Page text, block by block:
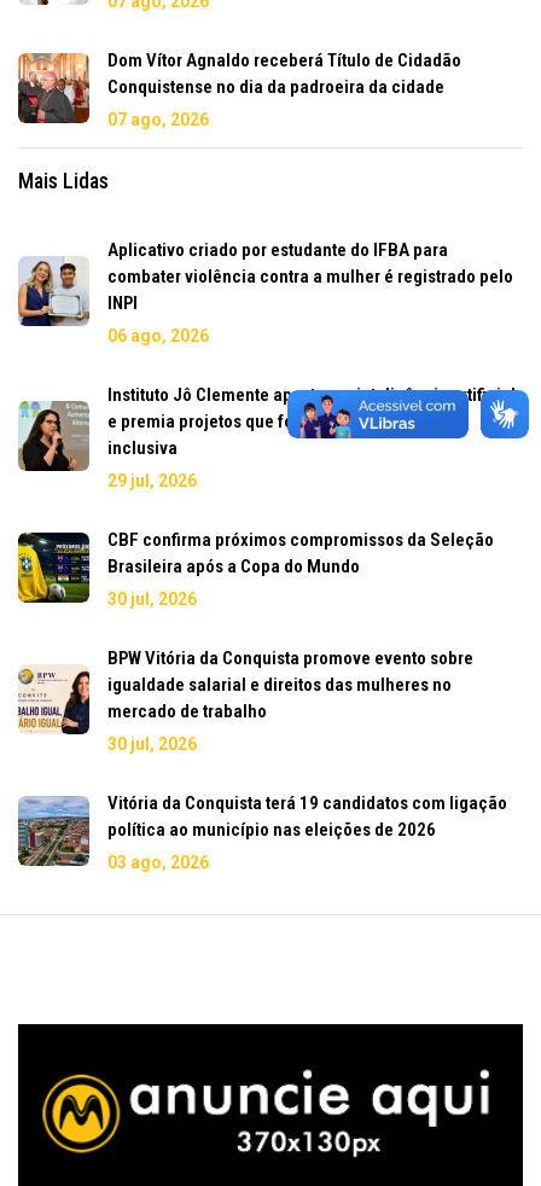
Dom Vítor Agnaldo receberá Título de Cidadão
Conquistense no dia da padroeira da cidade
07 ago, 2026
Mais Lidas
Aplicativo criado por estudante do IFBA para
combater violência contra a mulher é registrado pelo
INPI
06 ago, 2026
Instituto Jô Clemente aposta em inteligência artificial
e premia projetos que fortalecem a educação
inclusiva
29 jul, 2026
CBF confirma próximos compromissos da Seleção
Brasileira após a Copa do Mundo
30 jul, 2026
BPW Vitória da Conquista promove evento sobre
igualdade salarial e direitos das mulheres no
mercado de trabalho
30 jul, 2026
Vitória da Conquista terá 19 candidatos com ligação
política ao município nas eleições de 2026
03 ago, 2026